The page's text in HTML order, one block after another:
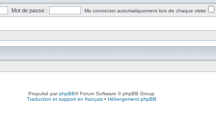
Mot de passe : Me connecter automatiquement lors de chaque visite
Propulsé parphpBB® Forum Software © phpBB Group
Traduction et support en français• Hébergement phpBB